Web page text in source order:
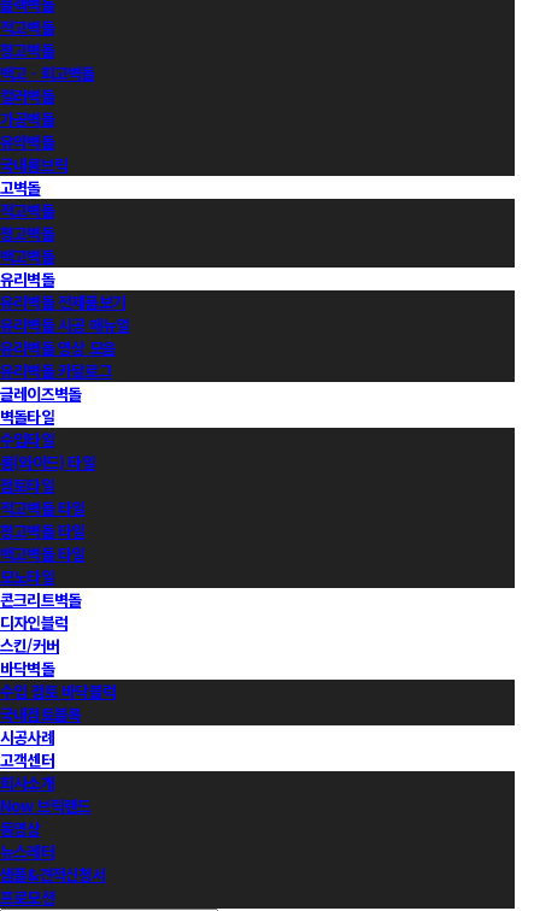
블랙벽돌
적고벽돌
청고벽돌
백고ㆍ회고벽돌
컬러벽돌
가공벽돌
유약벽돌
국내롱브릭
고벽돌
적고벽돌
청고벽돌
백고벽돌
유리벽돌
유리벽돌 전제품보기
유리벽돌 시공 매뉴얼
유리벽돌 영상 모음
유리벽돌 카달로그
글레이즈벽돌
벽돌타일
수입타일
롱(와이드) 타일
점토타일
적고벽돌 타일
청고벽돌 타일
백고벽돌 타일
모노타일
콘크리트벽돌
디자인블럭
스킨/커버
바닥벽돌
수입 점토 바닥블럭
국내점토블록
시공사례
고객센터
회사소개
Now 브릭랜드
동영상
뉴스레터
샘플&견적신청서
프로모션